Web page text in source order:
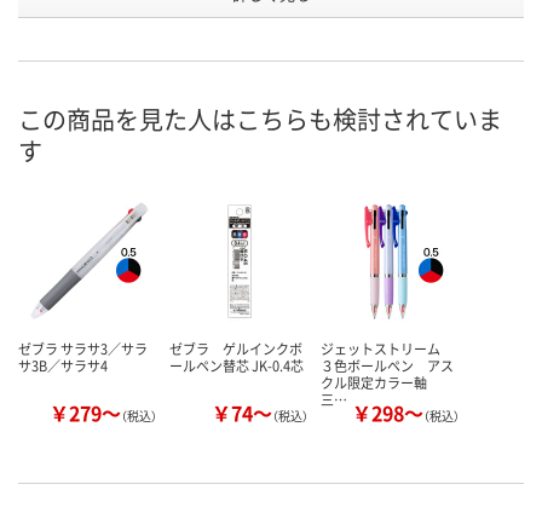
号
数量
カゴへ
この商品を見た人はこちらも検討されていま
す
ゼブラ サラサ3／サラ
サ3B／サラサ4
￥279～（税込）
ゼブラ ゲルインクボ
ールペン替芯 JK-0.4芯
￥74～（税込）
ジェットストリーム
３色ボールペン アス
クル限定カラー軸
三… ￥298～（税込）